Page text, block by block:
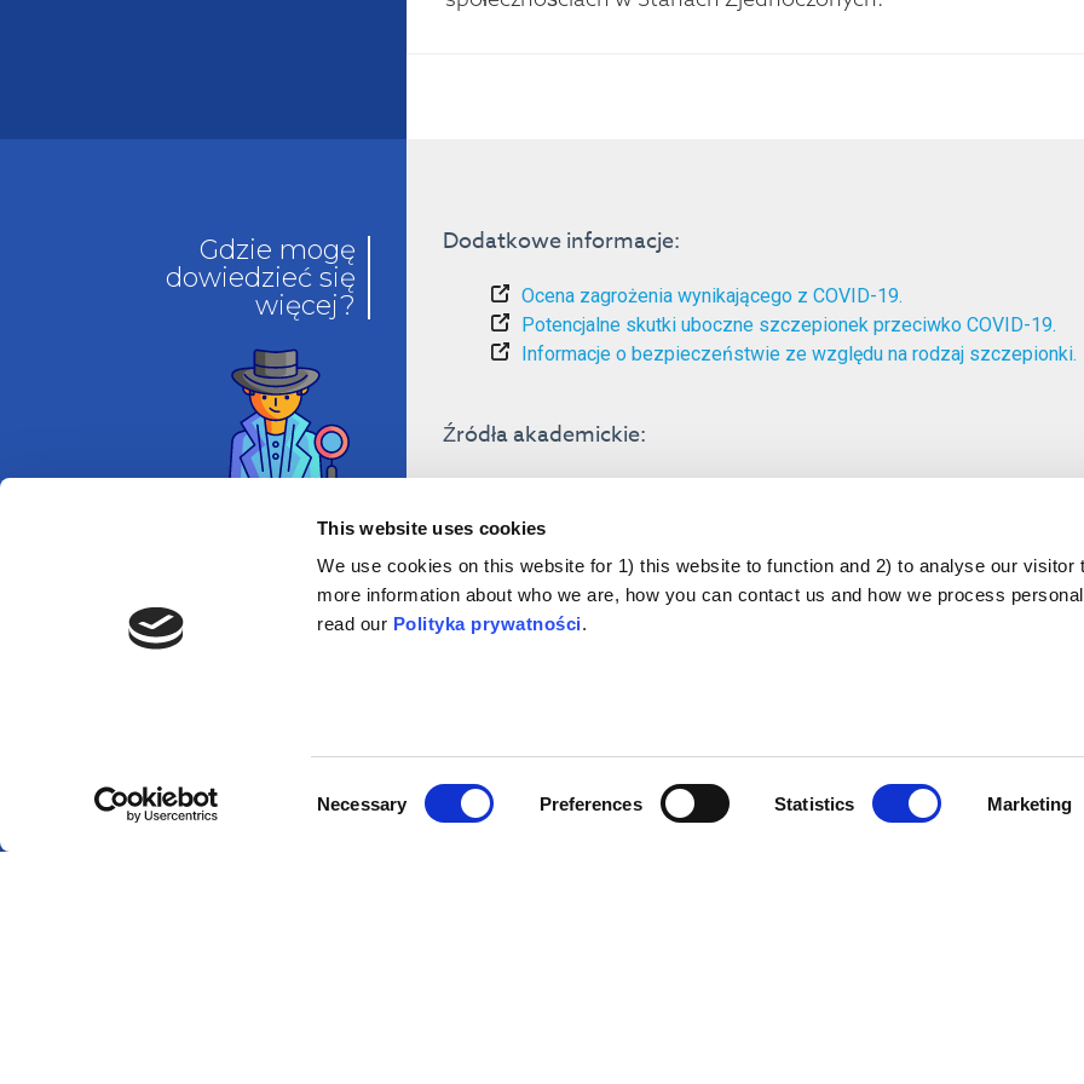
This website uses cookies
We use cookies on this website for 1) this website to function and 2) to analyse our visitor
more information about who we are, how you can contact us and how we process
read our Polityka prywatności.
Selection
Necessary Preferences Statistics Marketing
Gdzie mogę
dowiedzieć się
więcej?
Dodatkowe informacje:
Ocena zagrożenia wynikającego z COVID-19.
Potencjalne skutki uboczne szczepionek przeciwko COVID-19.
Informacje o bezpieczeństwie ze względu na rodzaj szczepionki.
Źródła akademickie:
O związku między postrzeganiem ryzyka a odmową przyjęcia